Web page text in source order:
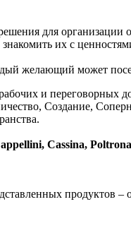
для организации
их с
желающий может
и переговорных
Создание,
Cassina,
продуктов